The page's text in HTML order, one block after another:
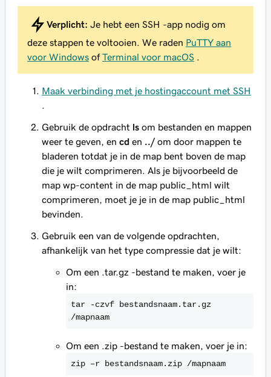
Verplicht: Je hebt een SSH -app nodig om
deze stappen te voltooien. We raden PuTTY aan
voor Windows ofTerminal voor macOS
Maak verbinding met je hostingaccount met SSH
Gebruik de opdracht ls om bestanden en mappen
weer te geven, en cd en ../om door mappen te
bladeren totdat je in de map bent boven de map
die je wilt comprimeren. Als je bijvoorbeeld de
map wp-content in de map public_html wilt
comprimeren, moet je je in de map public_html
bevinden.
Gebruik een van de volgende opdrachten,
afhankelijk van het type compressie dat je wilt:
Om een .tar.gz -bestand te maken, voer je
in:
tar -czvf bestandsnaam.tar.gz
/mapnaam
Om een .zip -bestand te maken, voer je in:
zip –r bestandsnaam.zip /mapnaam